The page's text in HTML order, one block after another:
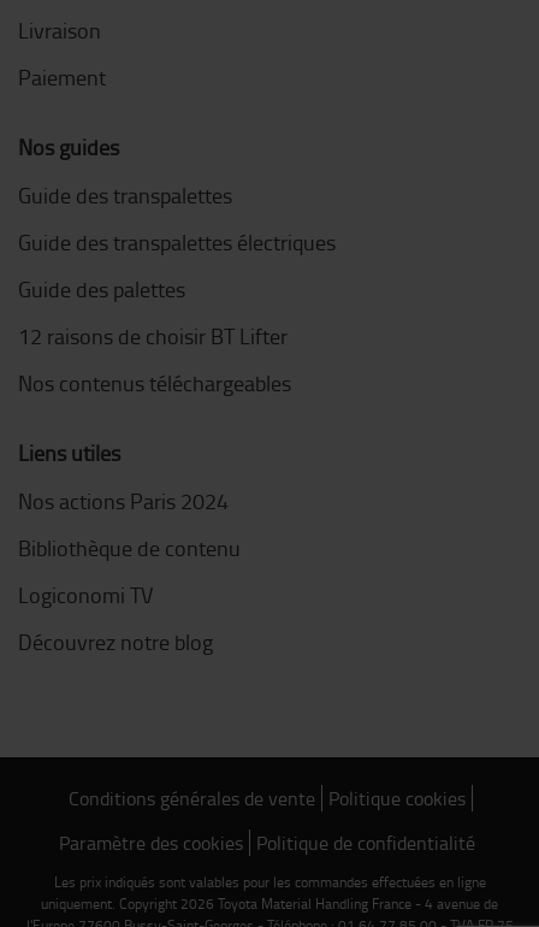
Livraison
Paiement
Nos guides
Guide des transpalettes
Guide des transpalettes électriques
Guide des palettes
12 raisons de choisir BT Lifter
Nos contenus téléchargeables
Liens utiles
Nos actions Paris 2024
Bibliothèque de contenu
Logiconomi TV
Découvrez notre blog
Conditions générales de vente Politique cookies
Paramètre des cookies Politique de confidentialité
Les prix indiqués sont valables pour les commandes effectuées en ligne
uniquement. Copyright 2026 Toyota Material Handling France - 4 avenue de